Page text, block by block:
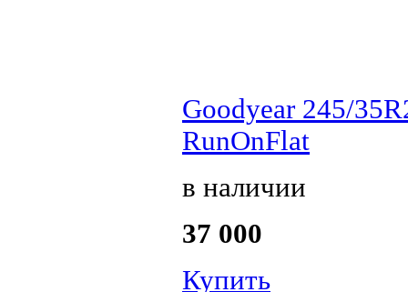
Goodyear 245/
RunOnFlat
в наличии
37 000
Купить